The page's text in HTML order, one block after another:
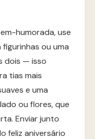
humorada, use
ou uma
dois — isso
tias mais
e uma
ou flores, que
Enviar junto
feliz aniversário